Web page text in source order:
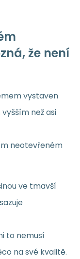
že není
vystaven
než asi
neotevřeném
ve tmavší
to nemusí
na své kvalitě.